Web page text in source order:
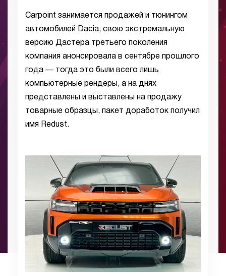
Carpoint занимается продажей и тюнингом
автомобилей Dacia, свою экстремальную
версию Дастера третьего поколения
компания анонсировала в сентябре прошлого
года — тогда это были всего лишь
компьютерные рендеры, а на днях
представлены и выставлены на продажу
товарные образцы, пакет доработок получил
имя Redust.